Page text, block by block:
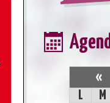
«
L
M